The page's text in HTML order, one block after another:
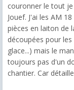
couronner le tout je
Jouef. J'ai les AM
pièces en laiton de
découpées pour
glace...) mais le
toujours pas d'un
chantier. Car